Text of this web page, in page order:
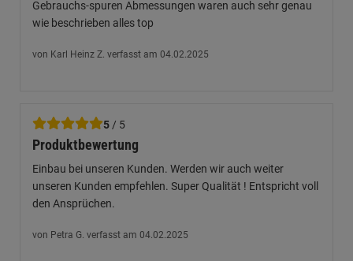
Gebrauchs-spuren Abmessungen waren auch sehr genau
wie beschrieben alles top
von Karl Heinz Z. verfasst am 04.02.2025
5 / 5
Produktbewertung
Einbau bei unseren Kunden. Werden wir auch weiter
unseren Kunden empfehlen. Super Qualität ! Entspricht voll
den Ansprüchen.
von Petra G. verfasst am 04.02.2025